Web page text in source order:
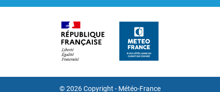
© 2026 Copyright - Météo-France